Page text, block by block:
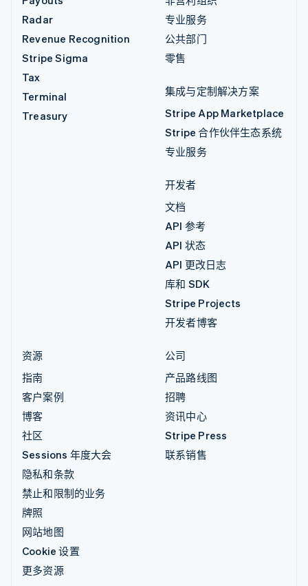
Radar
Revenue Recognition
Stripe Sigma
Tax
Terminal
Treasury
专业服务
公共部门
零售
集成与定制解决方案
Stripe App Marketplace
Stripe 合作伙伴生态系统
专业服务
开发者
文档
API 参考
API 状态
API 更改日志
库和 SDK
Stripe Projects
开发者博客
资源
指南
客户案例
博客
社区
Sessions 年度大会
隐私和条款
禁止和限制的业务
牌照
网站地图
Cookie 设置
更多资源
公司
产品路线图
招聘
资讯中心
Stripe Press
联系销售